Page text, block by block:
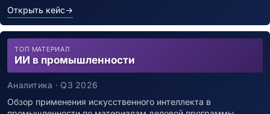
Открыть кейс→
ТОП МАТЕРИАЛ
ИИ в промышленности
Аналитика · Q3 2026
Обзор применения искусственного интеллекта в